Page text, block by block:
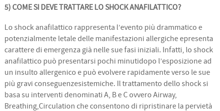
5) COME SI DEVE TRATTARE LO SHOCK ANAFILATTICO?
Lo shock anafilattico rappresenta l’evento più drammatico e
potenzialmente letale delle manifestazioni allergiche epresenta
carattere di emergenza già nelle sue fasi iniziali. Infatti, lo shock
anafilattico può presentarsi pochi minutidopo l’esposizione ad
un insulto allergenico e può evolvere rapidamente verso le sue
più gravi conseguenzesistemiche. Il trattamento dello shock si
basa su interventi denominati A, B e C ovvero Airway,
Breathing,Circulation che consentono di ripristinare la pervietà